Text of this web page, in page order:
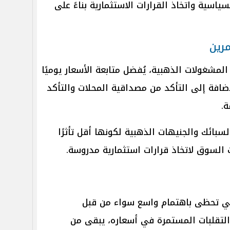
واتخاذ القرارات الاستثمارية بناءً على
الذهبية، يُفضل متابعة الأسعار يوميًا
إلى التأكد من مصداقية المحلات والتأكد
والجنيهات الذهبية لكونها أقل تأثرًا
السوق لاتخاذ قرارات استثمارية مدروسة.
تحظى باهتمام واسع سواء من قبل
المستمرة في أسعاره، يبقى من